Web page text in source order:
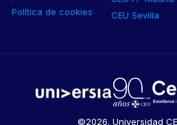
Política de cookies
CEU Sevilla
©2026. Universidad